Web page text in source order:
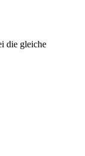
die gleiche